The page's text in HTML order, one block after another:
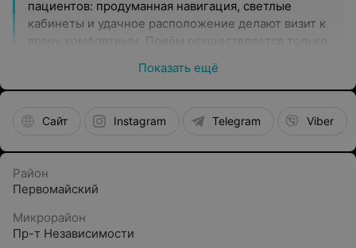
пациентов: продуманная навигация, светлые
кабинеты и удачное расположение делают визит к
врачу комфортным. Приём осуществляется только
избежать ожидания и пройти обследование в
запланированное время.
Квалификация и опыт врачей
В медицинском центре приём ведут специалисты
первой и высшей категории, кандидаты
медицинских наук, имеющие значительный
придерживаются персонализированного подхода:
учитывают особенности состояния пациента,
Показать ещё
Сайт Instagram Telegram Viber
Район
Первомайский
Микрорайон
Пр-т Независимости